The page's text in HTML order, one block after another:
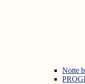
Notte